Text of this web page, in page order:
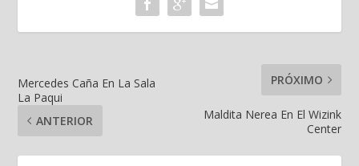
Mercedes Caña En La Sala
La Paqui
ANTERIOR
PRÓXIMO
Maldita Nerea En El Wizink
Center